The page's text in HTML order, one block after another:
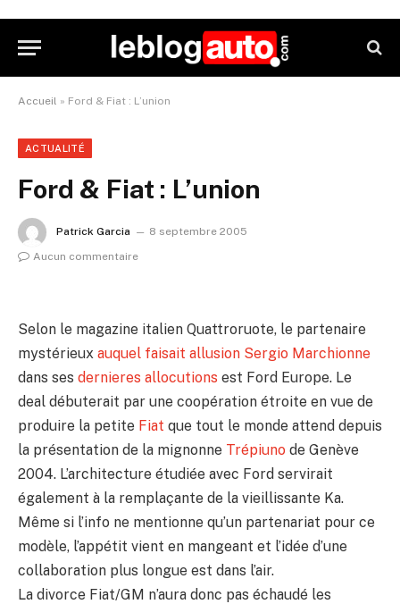
Accueil » Ford & Fiat : L’union
ACTUALITÉ
Ford & Fiat : L’union
Patrick Garcia
8 septembre 2005
Aucun commentaire
Selon le magazine italien Quattroruote, le partenaire
mystérieux auquel faisait allusion Sergio Marchionne
dans ses dernieres allocutions est Ford Europe. Le
deal débuterait par une coopération étroite en vue de
produire la petite Fiat que tout le monde attend depuis
la présentation de la mignonne Trépiuno de Genève
2004. L’architecture étudiée avec Ford servirait
également à la remplaçante de la vieillissante Ka.
Même si l’info ne mentionne qu’un partenariat pour ce
modèle, l’appétit vient en mangeant et l’idée d’une
collaboration plus longue est dans l’air.
La divorce Fiat/GM n’aura donc pas échaudé les